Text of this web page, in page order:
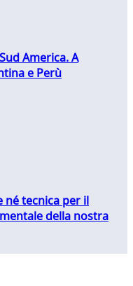
America. A
e Perù
né tecnica per il
della nostra